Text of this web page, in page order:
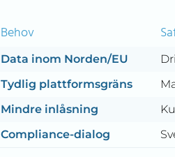
Behov
Data inom Norden/EU
Tydlig plattformsgräns
Mindre inlåsning
Compliance-dialog